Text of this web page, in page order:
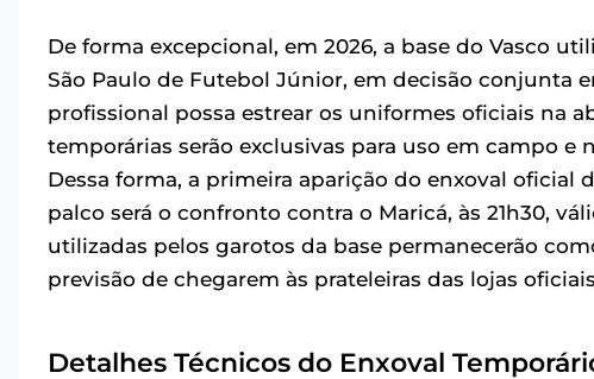
De forma excepcional, em 2026, a base do Vasco
São Paulo de Futebol Júnior, em decisão conjunta
profissional possa estrear os uniformes oficiais na
temporárias serão exclusivas para uso em campo e
Dessa forma, a primeira aparição do enxoval oficial
palco será o confronto contra o Maricá, às 21h30,
utilizadas pelos garotos da base permanecerão
previsão de chegarem às prateleiras das lojas
Detalhes Técnicos do Enxoval